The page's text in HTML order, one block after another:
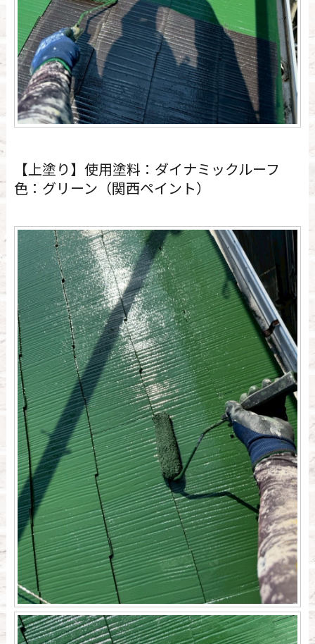
【上塗り】使用塗料：ダイナミックルーフ
色：グリーン（関西ペイント）